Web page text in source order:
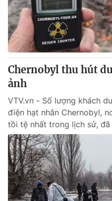
Thế giới đó đây
Câu chuyện quốc tế
Tài chính
Thị trường
Góc doanh nghiệp
Dữ liệu và đời sống
Truyền hình
Phim VTV
Nhân vật
Khán giả
Giải sao mai
Giải trí
Điện ảnh
Âm nhạc
Sao
Đời sống
Du lịch
Làm đẹp
Chất lượng cuộc sống
Giáo dục
Tuyển sinh
Học trực tuyến
Công nghệ
Hitech Công nghệ tương lai
Giao lưu trực tuyến
Chernobyl thu hút
ảnh
VTV.vn - Số lượng khách
điện hạt nhân Chernobyl,
tồi tệ nhất trong lịch sử, đã